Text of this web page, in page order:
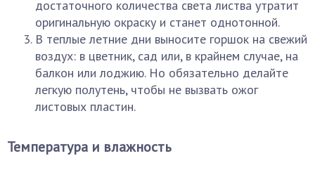
достаточного количества света листва утратит
оригинальную окраску и станет однотонной.
В теплые летние дни выносите горшок на свежий
воздух: в цветник, сад или, в крайнем случае, на
балкон или лоджию. Но обязательно делайте
легкую полутень, чтобы не вызвать ожог
листовых пластин.
Температура и влажность